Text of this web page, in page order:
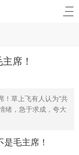
席！
！草上飞有人认为“共
绪，急于求成，夸大
毛主席！